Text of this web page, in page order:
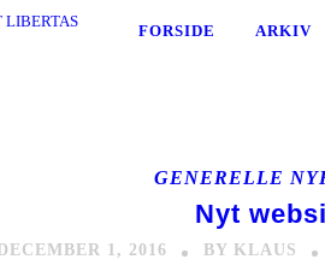
FORSIDE ARKIV
GENERELLE
Nyt
DECEMBER 1, 2016 BY KLAUS